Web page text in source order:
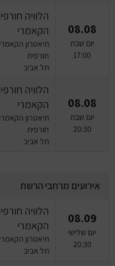
08.08
יום שבת
17:00
הלוויה
הקאמרי
חורפית
תל אביב
08.08
יום שבת
20:30
הלוויה
הקאמרי
חורפית
תל אביב
אירועים מרחבי הרשת
08.09
יום שלישי
20:30
הלוויה
הקאמרי
תיאטרון הקאמרי
תל אביב